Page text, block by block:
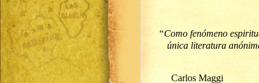
“Como fenómeno
única literatura
Carlos Maggi